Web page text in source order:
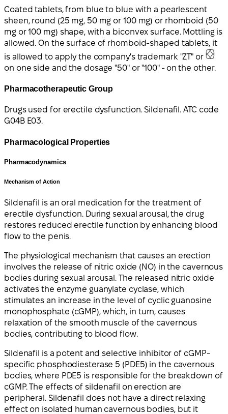
Coated tablets, from blue to blue with a pearlescent
sheen, round (25 mg, 50 mg or 100 mg) or rhomboid (50
mg or 100 mg) shape, with a biconvex surface. Mottling is
allowed. On the surface of rhomboid-shaped tablets, it
is allowed to apply the company's trademark "ZT" or
on one side and the dosage "50" or "100" - on the other.
Pharmacotherapeutic Group
Drugs used for erectile dysfunction. Sildenafil. ATC code
G04B E03.
Pharmacological Properties
Pharmacodynamics
Mechanism of Action
Sildenafil is an oral medication for the treatment of
erectile dysfunction. During sexual arousal, the drug
restores reduced erectile function by enhancing blood
flow to the penis.
The physiological mechanism that causes an erection
involves the release of nitric oxide (NO) in the cavernous
bodies during sexual arousal. The released nitric oxide
activates the enzyme guanylate cyclase, which
stimulates an increase in the level of cyclic guanosine
monophosphate (cGMP), which, in turn, causes
relaxation of the smooth muscle of the cavernous
bodies, contributing to blood flow.
Sildenafil is a potent and selective inhibitor of cGMP-
specific phosphodiesterase 5 (PDE5) in the cavernous
bodies, where PDE5 is responsible for the breakdown of
cGMP. The effects of sildenafil on erection are
peripheral. Sildenafil does not have a direct relaxing
effect on isolated human cavernous bodies, but it